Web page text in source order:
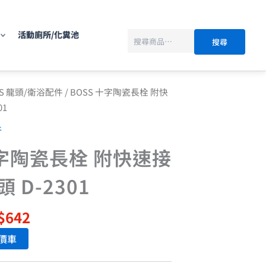
活動廁所/化糞池
搜尋
龍頭/衛浴配件 / BOSS 十字陶瓷長栓 附快
陶瓷長栓 附快速接
D-2301
。
642
目
NT$642。
車